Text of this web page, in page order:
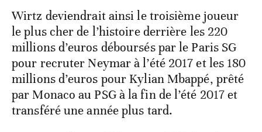
Wirtz deviendrait ainsi le troisième joueur
le plus cher de l’histoire derrière les 220
millions d’euros déboursés par le Paris SG
pour recruter Neymar à l’été 2017 et les 180
millions d’euros pour Kylian Mbappé, prêté
par Monaco au PSG à la fin de l’été 2017 et
transféré une année plus tard.